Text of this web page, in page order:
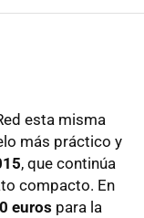
esta misma
más práctico y
, que continúa
compacto. En
euros para la